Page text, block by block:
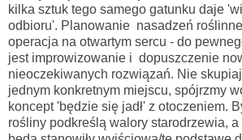
kilka sztuk tego samego gatunku daje
odbioru'. Planowanie nasadzeń
operacja na otwartym sercu - do
jest improwizowanie i dopuszczenie
nieoczekiwanych rozwiązań. Nie
jednym konkretnym miejscu, spójrzmy
koncept 'będzie się jadł' z otoczeniem.
rośliny podkreślą walory starodrzewia,